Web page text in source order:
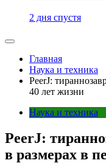
2 дня спустя
Главная
Наука и техника
PeerJ:
40 лет жизни
Наука и техника
PeerJ:
в размерах в